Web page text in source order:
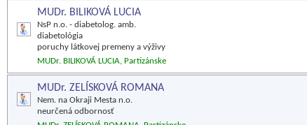
MUDr. BILIKOVÁ LUCIA
NsP n.o. - diabetolog. amb.
diabetológia
poruchy látkovej premeny a výživy
MUDr. BILIKOVÁ LUCIA, Partizánske
MUDr. ZELÍSKOVÁ ROMANA
Nem. na Okraji Mesta n.o.
neurčená odbornosť